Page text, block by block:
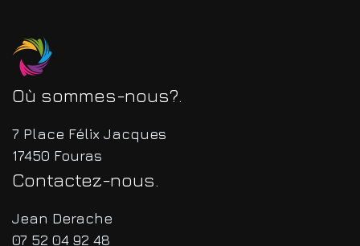
Où sommes-nous?
7 Place Félix Jacques
17450 Fouras
Contactez-nous
Jean Derache
07 52 04 92 48